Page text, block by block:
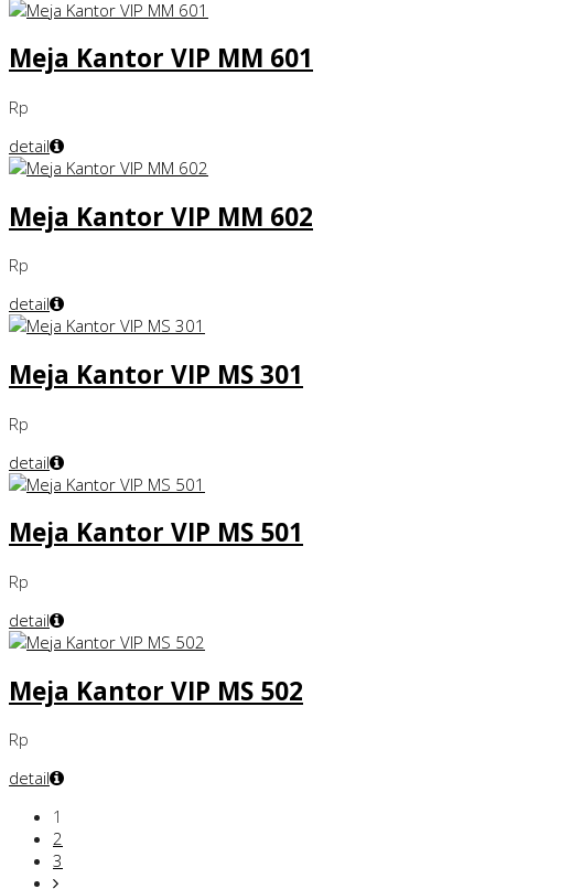
Meja Kantor VIP MM 601
Rp
detail
Meja Kantor VIP MM 602
Rp
detail
Meja Kantor VIP MS 301
Rp
detail
Meja Kantor VIP MS 501
Rp
detail
Meja Kantor VIP MS 502
Rp
detail
1
2
3